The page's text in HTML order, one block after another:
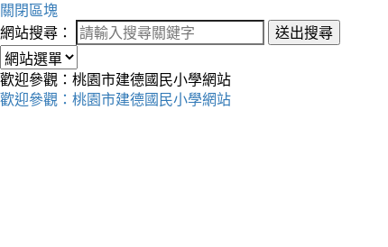
關閉區塊
網站搜尋：
送出搜尋
歡迎參觀：桃園市建德國民小學網站
歡迎參觀：桃園市建德國民小學網站